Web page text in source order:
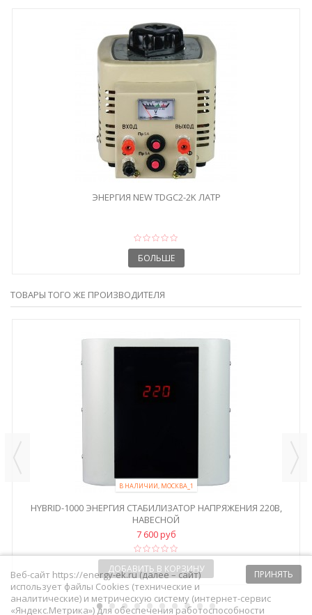
ЭНЕРГИЯ NEW TDGC2-2K ЛАТР
БОЛЬШЕ
ТОВАРЫ ТОГО ЖЕ ПРОИЗВОДИТЕЛЯ
В НАЛИЧИИ, МОСКВА_1
HYBRID-1000 ЭНЕРГИЯ СТАБИЛИЗАТОР НАПРЯЖЕНИЯ 220В,
НАВЕСНОЙ
7 600 руб
ДОБАВИТЬ В КОРЗИНУ ПРИНЯТЬ
Веб-сайт https://energy-ek.ru (далее – сайт)
использует файлы Cookies (технические и
аналитические) и метрическую систему (интернет-сервис
«Яндекс.Метрика») для обеспечения работоспособности